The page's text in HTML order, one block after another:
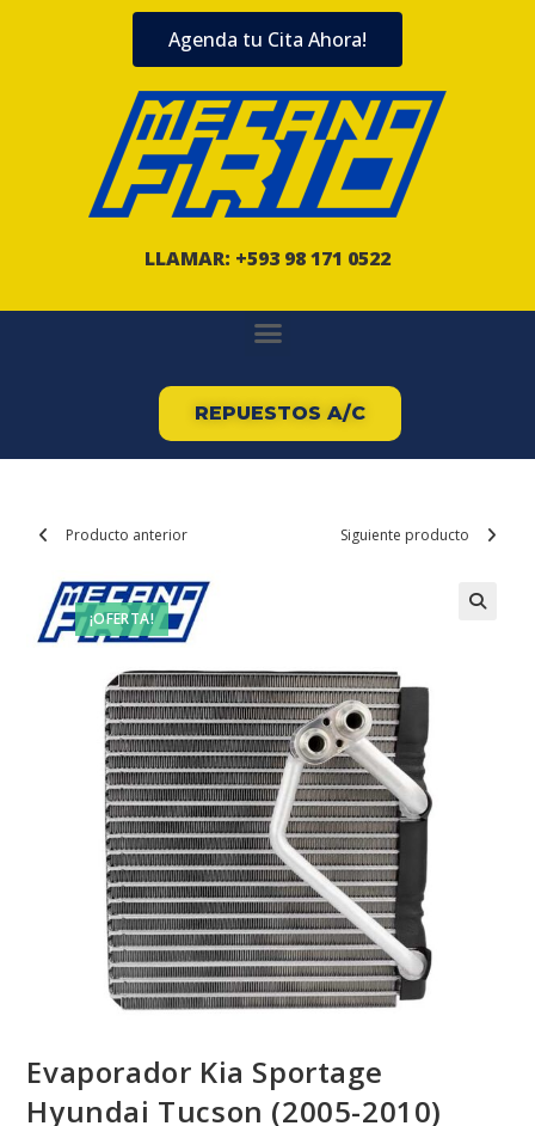
Agenda tu Cita Ahora!
LLAMAR: +593 98 171 0522
REPUESTOS A/C
¡OFERTA!
Producto anterior Siguiente producto
Evaporador Kia Sportage
Hyundai Tucson (2005-2010)